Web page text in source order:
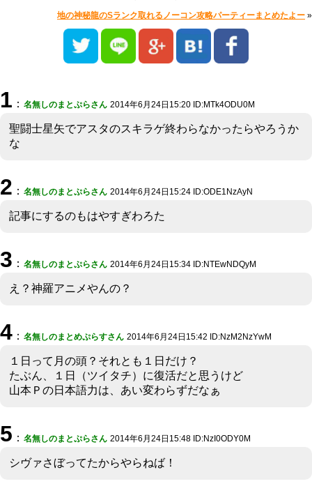
地の神秘龍のSランク取れるノーコン攻略パーティーまとめたよー »
1 ： 名無しのまとぷらさん 2014年6月24日15:20 ID:MTk4ODU0M
聖闘士星矢でアスタのスキラゲ終わらなかったらやろうか
な
2 ： 名無しのまとぷらさん 2014年6月24日15:24 ID:ODE1NzAyN
記事にするのもはやすぎわろた
3 ： 名無しのまとぷらさん 2014年6月24日15:34 ID:NTEwNDQyM
え？神羅アニメやんの？
4 ： 名無しのまとめぷらすさん 2014年6月24日15:42 ID:NzM2NzYwM
１日って月の頭？それとも１日だけ？
たぶん、１日（ツイタチ）に復活だと思うけど
山本Ｐの日本語力は、あい変わらずだなぁ
5 ： 名無しのまとぷらさん 2014年6月24日15:48 ID:NzI0ODY0M
シヴァさぼってたからやらねば！